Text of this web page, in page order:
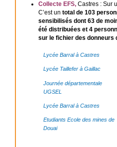
Collecte EFS, Castres : Sur
C’est un total de 103
sensibilisés dont 63 de
été distribuées et 4
sur le fichier des donneurs
Lycée Barral à Castres
Lycée Taillefer à Gaillac
Journée départementale
UGSEL
Lycée Barral à Castres
Etudiants Ecole des mines de
Douai